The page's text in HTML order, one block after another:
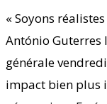
« Soyons
António Guterres
générale
impact bien plus